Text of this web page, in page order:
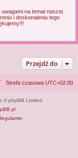
na temat naszej
i doskonaleniu tego
Przejdź do
Strefa czasowa UTC+02:00
© phpBB Limited